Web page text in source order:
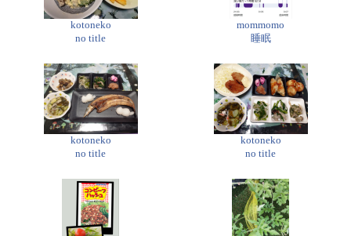
kotoneko
no title
mommomo
睡眠
kotoneko
no title
kotoneko
no title